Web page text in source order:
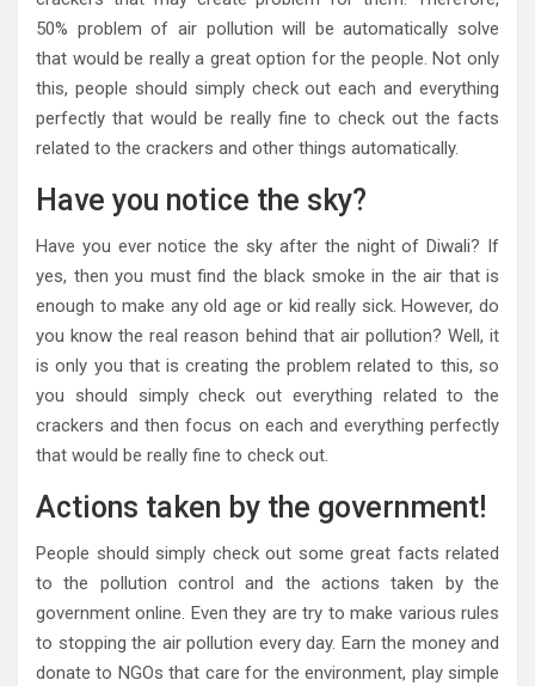
50% problem of air pollution will be automatically solve
that would be really a great option for the people. Not only
this, people should simply check out each and everything
perfectly that would be really fine to check out the facts
related to the crackers and other things automatically.
Have you notice the sky?
Have you ever notice the sky after the night of Diwali? If
yes, then you must find the black smoke in the air that is
enough to make any old age or kid really sick. However, do
you know the real reason behind that air pollution? Well, it
is only you that is creating the problem related to this, so
you should simply check out everything related to the
crackers and then focus on each and everything perfectly
that would be really fine to check out.
Actions taken by the government!
People should simply check out some great facts related
to the pollution control and the actions taken by the
government online. Even they are try to make various rules
to stopping the air pollution every day. Earn the money and
donate to NGOs that care for the environment, play simple